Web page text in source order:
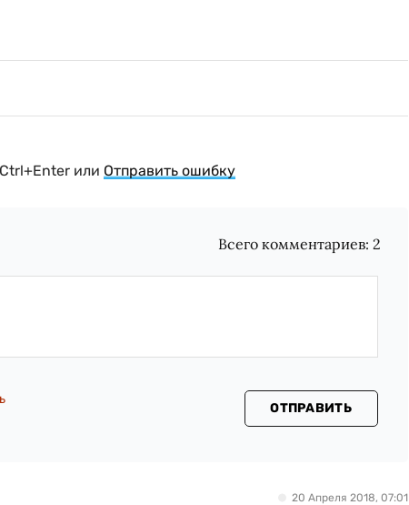
или Отправить ошибку
Всего комментариев: 2
ОТПРАВИТЬ
20 Апреля 2018, 07:01